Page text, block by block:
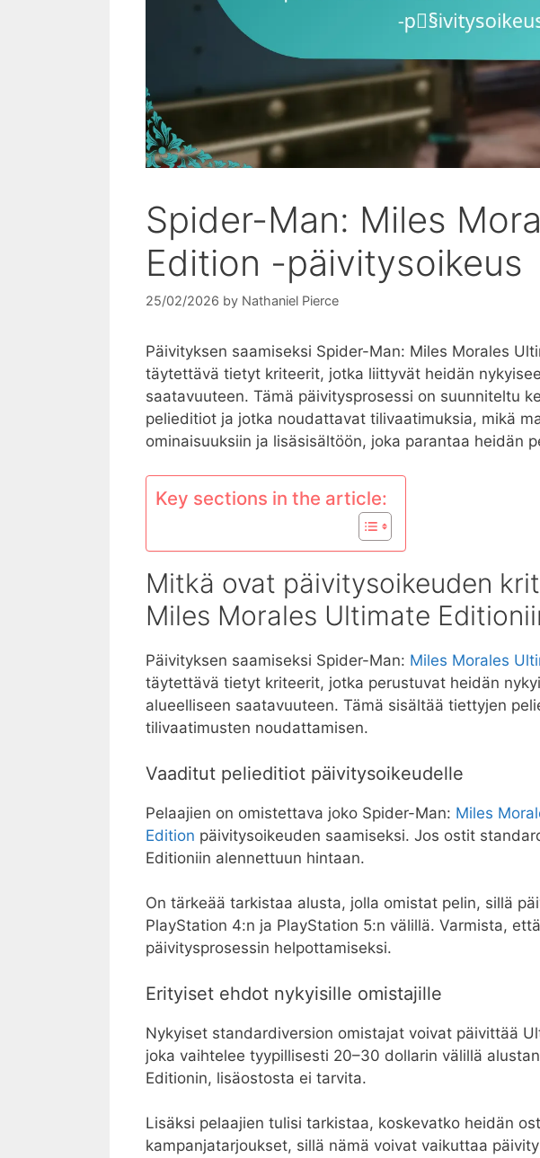
Spider-Man: Miles
Edition -päivitysoikeus
25/02/2026 by Nathaniel Pierce
Päivityksen saamiseksi Spider-Man: Miles Morales
täytettävä tietyt kriteerit, jotka liittyvät heidän
saatavuuteen. Tämä päivitysprosessi on suunniteltu
pelieditiot ja jotka noudattavat tilivaatimuksia, mikä
ominaisuuksiin ja lisäsisältöön, joka parantaa heidän
Key sections in the article:
Mitkä ovat päivitysoikeuden
Miles Morales Ultimate
Päivityksen saamiseksi Spider-Man: Miles Morales
täytettävä tietyt kriteerit, jotka perustuvat heidän
alueelliseen saatavuuteen. Tämä sisältää tiettyjen
tilivaatimusten noudattamisen.
Vaaditut pelieditiot päivitysoikeudelle
Pelaajien on omistettava joko Spider-Man: Miles
Edition päivitysoikeuden saamiseksi. Jos ostit
Editioniin alennettuun hintaan.
On tärkeää tarkistaa alusta, jolla omistat pelin, sillä
PlayStation 4:n ja PlayStation 5:n välillä. Varmista,
päivitysprosessin helpottamiseksi.
Erityiset ehdot nykyisille omistajille
Nykyiset standardiversion omistajat voivat päivittää
joka vaihtelee tyypillisesti 20–30 dollarin välillä
Editionin, lisäostosta ei tarvita.
Lisäksi pelaajien tulisi tarkistaa, koskevatko heidän
kampanjatarjoukset, sillä nämä voivat vaikuttaa